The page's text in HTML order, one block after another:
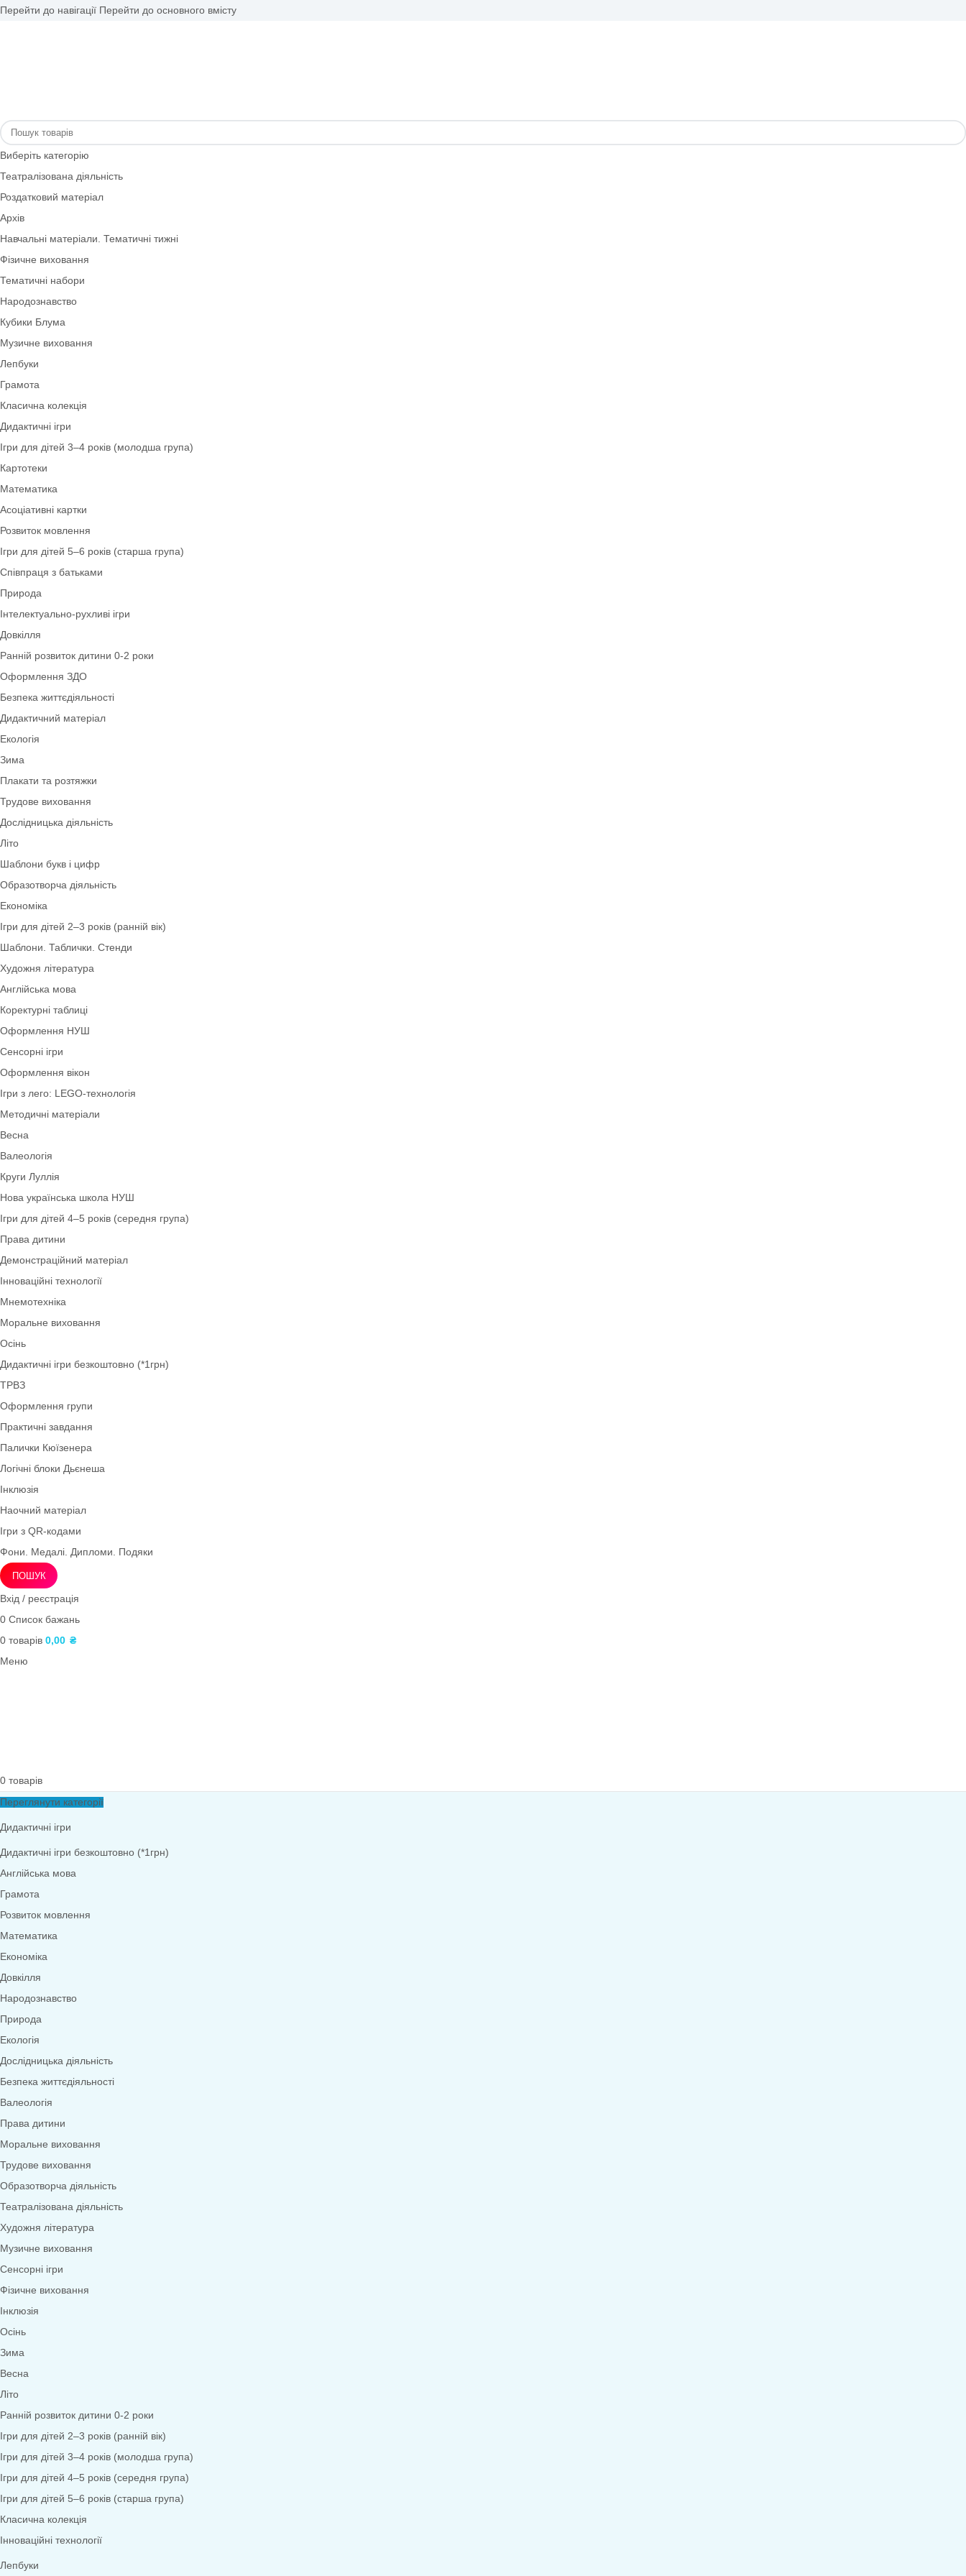
Перейти до навігаціїПерейти до основного вмісту
Виберіть категорію
Роздатковий матеріал
Архів
Навчальні матеріали. Тематичні тижні
Фізичне виховання
Тематичні набори
Кубики Блума
Музичне виховання
Лепбуки
Грамота
Класична колекція
Ігри для дітей 3–4 років (молодша група)
Картотеки
Математика
Асоціативні картки
Ігри для дітей 5–6 років (старша група)
Співпраця з батьками
Природа
Інтелектуально-рухливі ігри
Оформлення ЗДО
Безпека життєдіяльності
Дидактичний матеріал
Екологія
Зима
Трудове виховання
Дослідницька діяльність
Літо
Шаблони букв і цифр
Економіка
Ігри для дітей 2–3 років (ранній вік)
Шаблони. Таблички. Стенди
Художня література
Оформлення НУШ
Сенсорні ігри
Оформлення вікон
Ігри з лего: LEGO-технологія
Валеологія
Круги Луллія
Нова українська школа НУШ
Ігри для дітей 4–5 років (середня група)
Демонстраційний матеріал
Інноваційні технології
Мнемотехніка
Моральне виховання
Осінь
Дидактичні ігри безкоштовно (*1грн)
Оформлення групи
Наочний матеріал
Ігри з QR-кодами
Фони. Медалі. Дипломи. Подяки
ПОШУК
Вхід / реєстрація
0
Меню
Переглянути категорії
Дидактичні ігри
Дидактичні ігри безкоштовно (*1грн)
Англійська мова
Грамота
Розвиток мовлення
Математика
Довкілля
Народознавство
Природа
Екологія
Дослідницька діяльність
Валеологія
Права дитини
Моральне виховання
Трудове виховання
Образотворча діяльність